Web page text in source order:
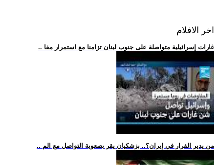
اخر الافلام
.. غارات إسرائيلية متواصلة على جنوب لبنان تزامنا مع استمرار مفا
.. من يدير القرار في إيران؟.. بزشكيان يقر بصعوبة التواصل مع الم